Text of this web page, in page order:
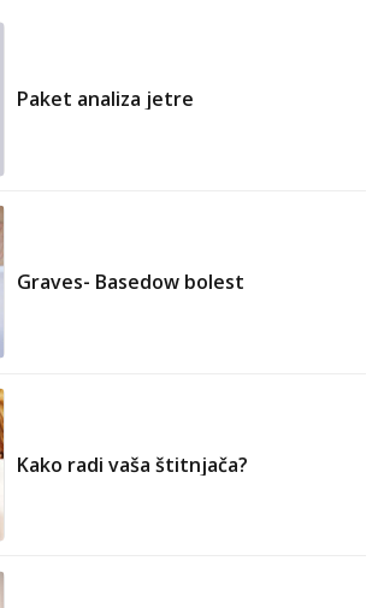
(FT3):
Paket analiza jetre
Graves- Basedow bolest
Kako radi vaša štitnjača?